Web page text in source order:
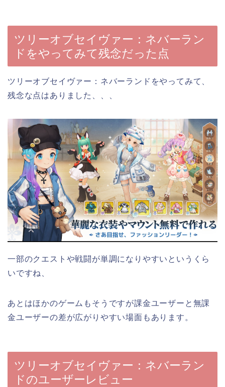
ツリーオブセイヴァー：ネバーラン
ドをやってみて残念だった点
ツリーオブセイヴァー：ネバーランドをやってみて、
残念な点はありました、、、
一部のクエストや戦闘が単調になりやすいというくら
いですね、
あとはほかのゲームもそうですが課金ユーザーと無課
金ユーザーの差が広がりやすい場面もあります。
ツリーオブセイヴァー：ネバーラン
ドのユーザーレビュー